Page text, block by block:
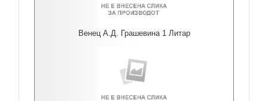
Венец А.Д. Грашевина 1 Литар